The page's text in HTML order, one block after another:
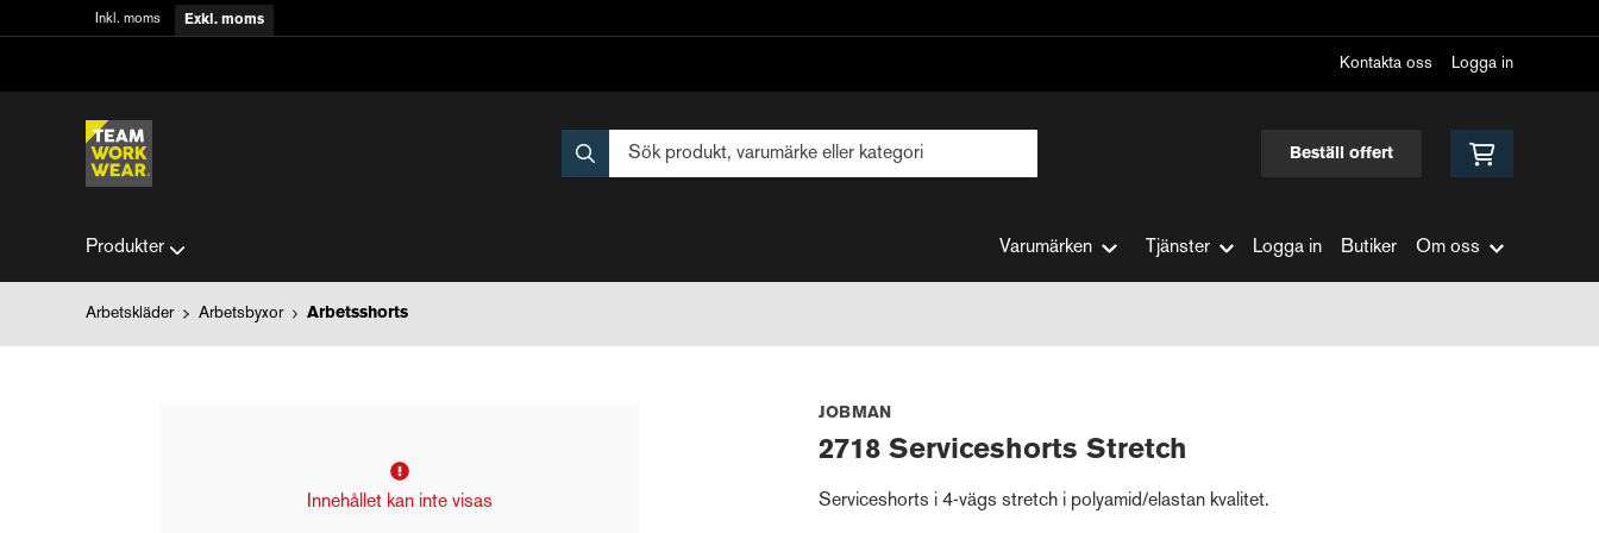
Inkl. moms Exkl. moms
Kontakta oss Logga in
Beställ offert
Produkter Varumärken Tjänster Logga in Butiker Om oss
Arbetskläder Arbetsbyxor Arbetsshorts
Innehållet kan inte visas
JOBMAN
2718 Serviceshorts Stretch
Serviceshorts i 4-vägs stretch i polyamid/elastan kvalitet.